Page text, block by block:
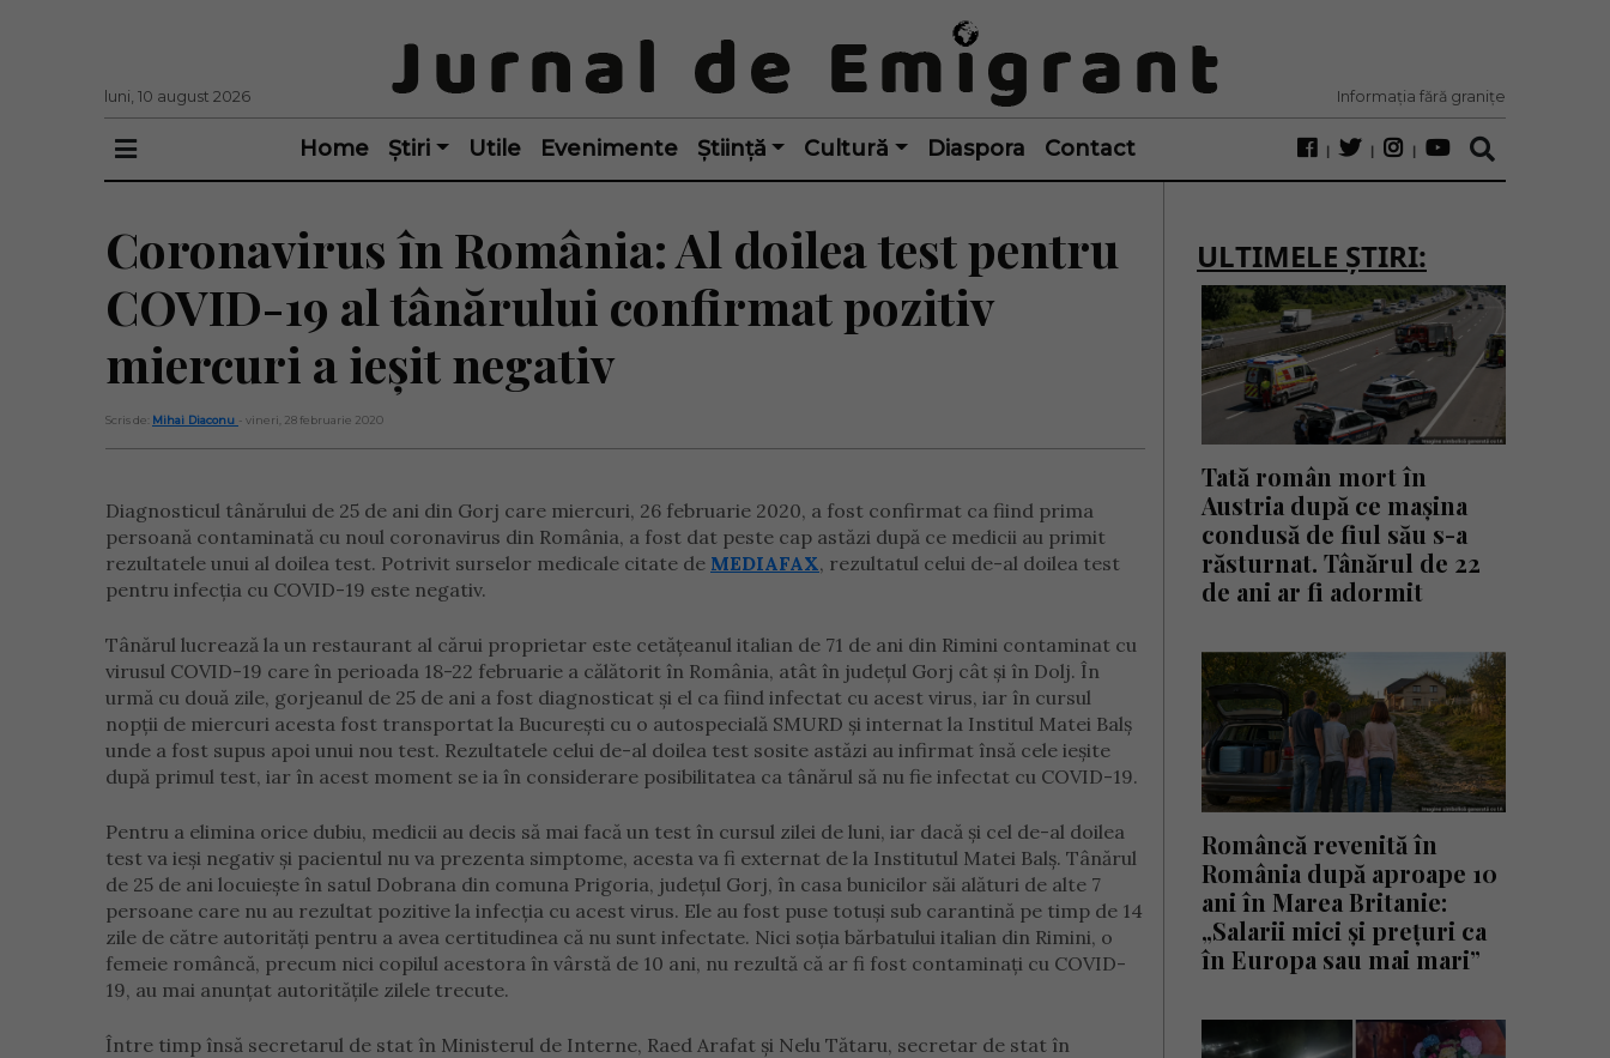
luni, 10 august 2026 Informația fără granițe
Home Știri Utile Evenimente Știință Cultură Diaspora Contact
Coronavirus în România: Al doilea test pentru
COVID-19 al tânărului confirmat pozitiv
miercuri a ieșit negativ
Scris de: Mihai Diaconu - vineri, 28 februarie 2020
Diagnosticul tânărului de 25 de ani din Gorj care miercuri, 26 februarie 2020, a fost confirmat ca fiind prima
persoană contaminată cu noul coronavirus din România, a fost dat peste cap astăzi după ce medicii au primit
rezultatele unui al doilea test. Potrivit surselor medicale citate de MEDIAFAX, rezultatul celui de-al doilea test
pentru infecția cu COVID-19 este negativ.
Tânărul lucrează la un restaurant al cărui proprietar este cetățeanul italian de 71 de ani din Rimini contaminat cu
virusul COVID-19 care în perioada 18-22 februarie a călătorit în România, atât în județul Gorj cât și în Dolj. În
urmă cu două zile, gorjeanul de 25 de ani a fost diagnosticat și el ca fiind infectat cu acest virus, iar în cursul
nopții de miercuri acesta fost transportat la București cu o autospecială SMURD și internat la Institul Matei Balș
unde a fost supus apoi unui nou test. Rezultatele celui de-al doilea test sosite astăzi au infirmat însă cele ieșite
după primul test, iar în acest moment se ia în considerare posibilitatea ca tânărul să nu fie infectat cu COVID-19.
Pentru a elimina orice dubiu, medicii au decis să mai facă un test în cursul zilei de luni, iar dacă și cel de-al doilea
test va ieși negativ și pacientul nu va prezenta simptome, acesta va fi externat de la Institutul Matei Balș. Tânărul
de 25 de ani locuiește în satul Dobrana din comuna Prigoria, județul Gorj, în casa bunicilor săi alături de alte 7
persoane care nu au rezultat pozitive la infecția cu acest virus. Ele au fost puse totuși sub carantină pe timp de 14
zile de către autorități pentru a avea certitudinea că nu sunt infectate. Nici soția bărbatului italian din Rimini, o
femeie româncă, precum nici copilul acestora în vârstă de 10 ani, nu rezultă că ar fi fost contaminați cu COVID-
19, au mai anunțat autoritățile zilele trecute.
Între timp însă secretarul de stat în Ministerul de Interne, Raed Arafat şi Nelu Tătaru, secretar de stat în
ULTIMELE ȘTIRI:
Tată român mort în
Austria după ce mașina
condusă de fiul său s-a
răsturnat. Tânărul de 22
de ani ar fi adormit
Româncă revenită în
România după aproape 10
ani în Marea Britanie:
„Salarii mici și prețuri ca
în Europa sau mai mari”